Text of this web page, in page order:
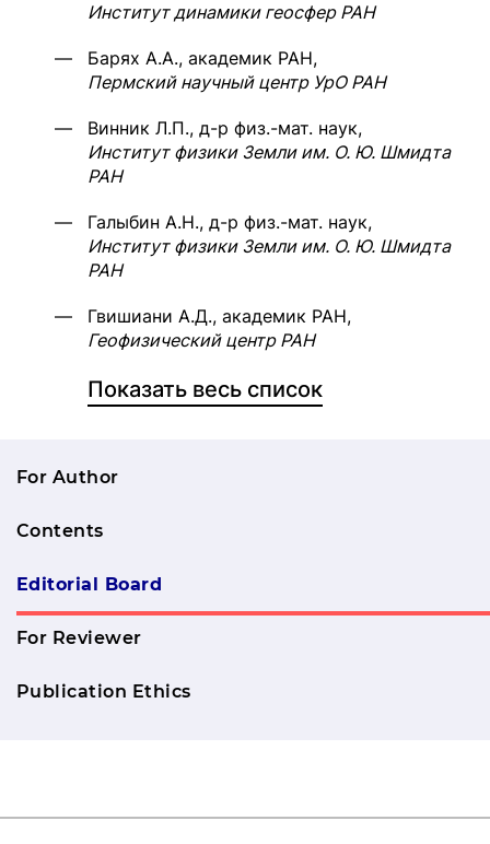
Институт динамики геосфер РАН
Барях А.А., академик РАН,
Пермский научный центр УрО РАН
Винник Л.П., д-р физ.-мат. наук,
Институт физики Земли им. О. Ю. Шмидта
РАН
Галыбин А.Н., д-р физ.-мат. наук,
Институт физики Земли им. О. Ю. Шмидта
РАН
Гвишиани А.Д., академик РАН,
Геофизический центр РАН
Показать весь список
For Author
Contents
Editorial Board
For Reviewer
Publication Ethics